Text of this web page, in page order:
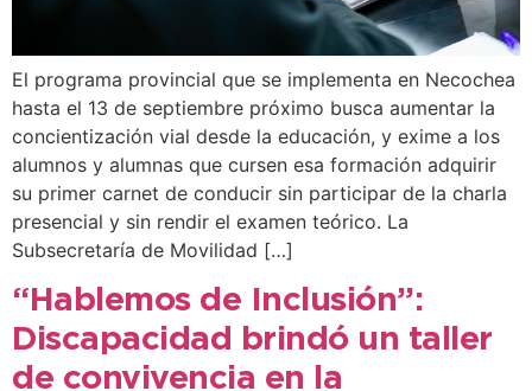
El programa provincial que se implementa en Necochea
hasta el 13 de septiembre próximo busca aumentar la
concientización vial desde la educación, y exime a los
alumnos y alumnas que cursen esa formación adquirir
su primer carnet de conducir sin participar de la charla
presencial y sin rendir el examen teórico. La
Subsecretaría de Movilidad […]
“Hablemos de Inclusión”:
Discapacidad brindó un taller
de convivencia en la